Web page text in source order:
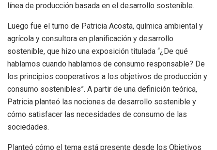
línea de producción basada en el desarrollo sostenible.
Luego fue el turno de Patricia Acosta, química ambiental y
agrícola y consultora en planificación y desarrollo
sostenible, que hizo una exposición titulada “¿De qué
hablamos cuando hablamos de consumo responsable? De
los principios cooperativos a los objetivos de producción y
consumo sostenibles”. A partir de una definición teórica,
Patricia planteó las nociones de desarrollo sostenible y
cómo satisfacer las necesidades de consumo de las
sociedades.
Planteó cómo el tema está presente desde los Objetivos